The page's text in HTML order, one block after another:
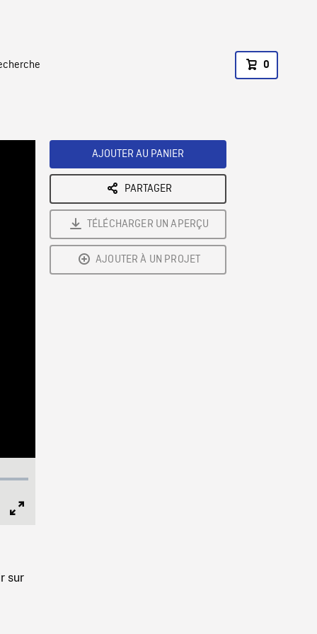
0
sur
AJOUTER AU PANIER
PARTAGER
TÉLÉCHARGER UN APERÇU
AJOUTER À UN PROJET